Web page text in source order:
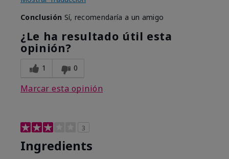
Conclusión Sí, recomendaría a un amigo
¿Le ha resultado útil esta
opinión?
1 0
Marcar esta opinión
3
Ingredients